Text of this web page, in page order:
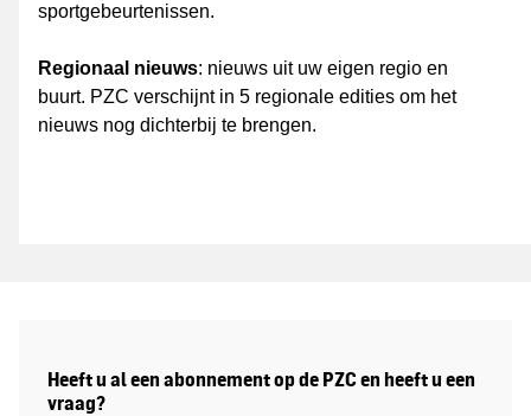
sportgebeurtenissen.
Regionaal nieuws: nieuws uit uw eigen regio en
buurt. PZC verschijnt in 5 regionale edities om het
nieuws nog dichterbij te brengen.
Heeft u al een abonnement op de PZC en heeft u een
vraag?